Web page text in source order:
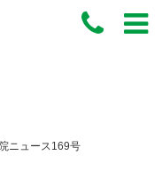
ニュース169号